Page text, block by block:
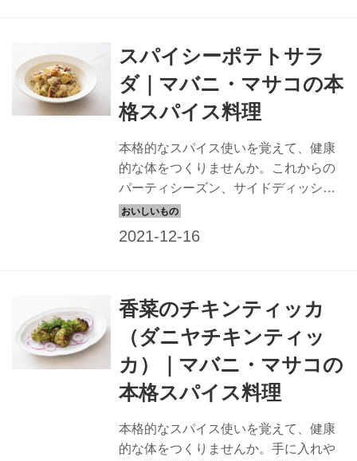
スパイシーポテトサラ
ダ｜マバニ・マサコの本
格スパイス料理
本格的なスパイス使いを覚えて、健康
的な体をつくりませんか。これからの
パーティシーズン、サイドディッシュ
に、お酒のおつまみにもぴったりな一
品です。
香菜のチキンティッカ
（ダニヤチキンティッ
カ）｜マバニ・マサコの
本格スパイス料理
本格的なスパイス使いを覚えて、健康
的な体をつくりませんか。手に入れや